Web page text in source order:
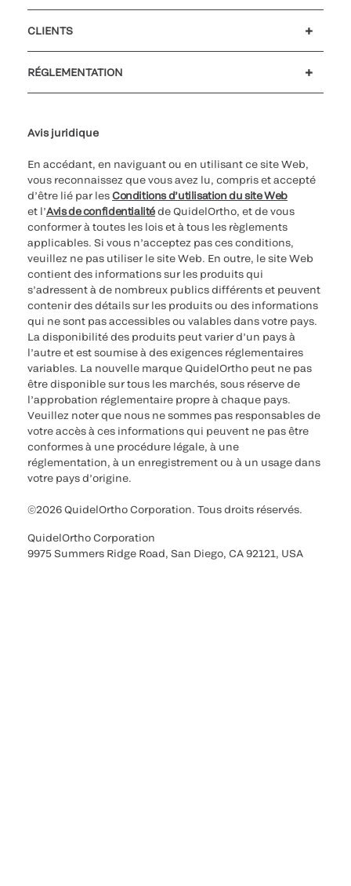
CLIENTS
RÉGLEMENTATION
Avis juridique
En accédant, en naviguant ou en utilisant ce site Web,
vous reconnaissez que vous avez lu, compris et accepté
d’être lié par lesConditions d’utilisation du site Web
et l’Avis de confidentialitéde QuidelOrtho, et de vous
conformer à toutes les lois et à tous les règlements
applicables. Si vous n’acceptez pas ces conditions,
veuillez ne pas utiliser le site Web. En outre, le site Web
contient des informations sur les produits qui
s’adressent à de nombreux publics différents et peuvent
contenir des détails sur les produits ou des informations
qui ne sont pas accessibles ou valables dans votre pays.
La disponibilité des produits peut varier d’un pays à
l’autre et est soumise à des exigences réglementaires
variables. La nouvelle marque QuidelOrtho peut ne pas
être disponible sur tous les marchés, sous réserve de
l’approbation réglementaire propre à chaque pays.
Veuillez noter que nous ne sommes pas responsables de
votre accès à ces informations qui peuvent ne pas être
conformes à une procédure légale, à une
réglementation, à un enregistrement ou à un usage dans
votre pays d’origine.
©2026 QuidelOrtho Corporation. Tous droits réservés.
QuidelOrtho Corporation
9975 Summers Ridge Road, San Diego, CA 92121, USA